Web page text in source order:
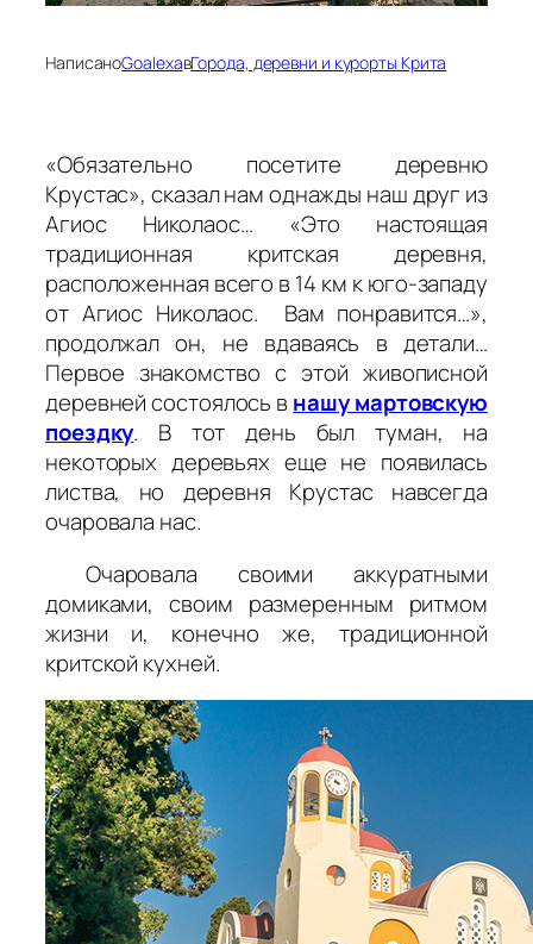
НаписаноGoalexaвГорода, деревни и курорты Крита
«Обязательно посетите деревню
Крустас», сказал нам однажды наш друг из
Агиос Николаос… «Это настоящая
традиционная критская деревня,
расположенная всего в 14 км к юго-западу
от Агиос Николаос. Вам понравится…»,
продолжал он, не вдаваясь в детали…
Первое знакомство с этой живописной
деревней состоялось внашу мартовскую
поездку. В тот день был туман, на
некоторых деревьях еще не появилась
листва, но деревня Крустас навсегда
очаровала нас.
Очаровала своими аккуратными
домиками, своим размеренным ритмом
жизни и, конечно же, традиционной
критской кухней.